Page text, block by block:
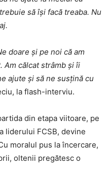
să își facă treaba. Nu
doare și pe noi că am
Am călcat strâmb și îi
ajute și să ne susțină cu
la flash-interviu.
din etapa viitoare, pe
liderului FCSB, devine
moralul pus la încercare,
oltenii pregătesc o